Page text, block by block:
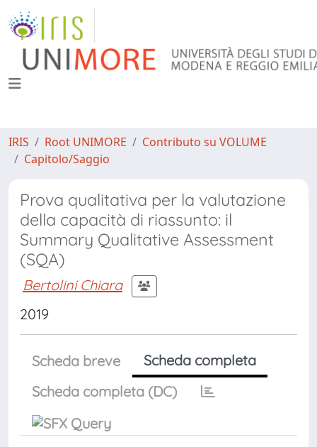
IRIS Root UNIMORE
Contributo su VOLUME
Capitolo/Saggio
Prova qualitativa per la valutazione
della capacità di riassunto: il
Summary Qualitative Assessment
(SQA)
Bertolini Chiara
2019
Scheda breve
Scheda completa
Scheda completa (DC)